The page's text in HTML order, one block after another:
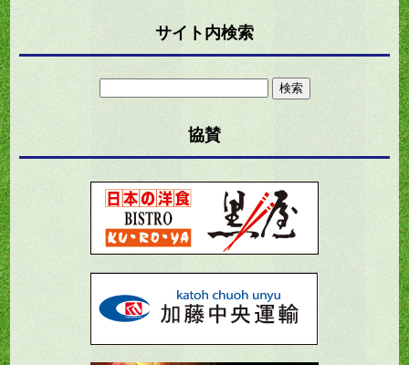
サイト内検索
協賛